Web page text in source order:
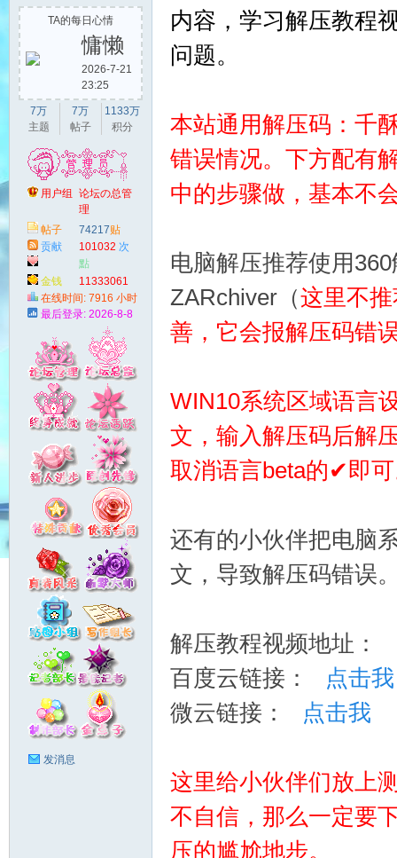
猫
TA的每日心情
慵懒
2026-7-21
23:25
7万
主题
7万
帖子
1133万
积分
用户组
の总
管理
论坛の总管
理
帖子
74217贴
贡献
101032 次
點
金钱
11333061
枚
在线时间: 7916 小时
最后登录: 2026-8-8
发消息
内容，学习解压教程
问题。
本站通用解压码：千
错误情况。下方配有
中的步骤做，基本不
电脑解压推荐使用
ZARchiver（这里不
善，它会报解压码错
WIN10系统区域语言
文，输入解压码后解
取消语言beta的✔即
还有的小伙伴把电脑
文，导致解压码错误
解压教程视频地址：
百度云链接：
点击我
微云链接：
点击我
这里给小伙伴们放上
不自信，那么一定要
压的尴尬地步。